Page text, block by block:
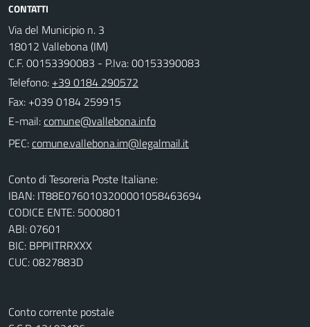
CONTATTI
Via del Municipio n. 3
18012 Vallebona (IM)
C.F. 00153390083 - P.Iva: 00153390083
Telefono: +39 0184 290572
Fax: +039 0184 259915
E-mail:
PEC:
Conto di Tesoreria Poste Italiane:
IBAN: IT88E0760103200001058463694
CODICE ENTE: 5000801
ABI: 07601
BIC: BPPIITRRXXX
CUC: 0827883D
Conto corrente postale